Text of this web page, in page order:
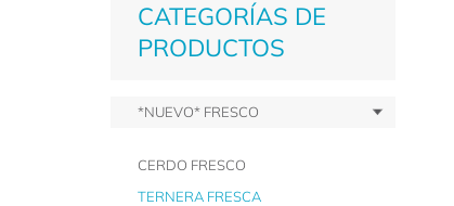
CATEGORÍAS DE
PRODUCTOS
*NUEVO* FRESCO
CERDO FRESCO
TERNERA FRESCA